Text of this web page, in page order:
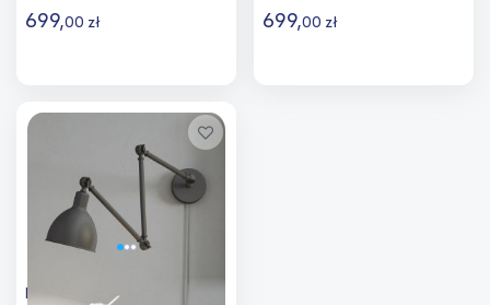
699,00 zł
porównania
699,00 zł
By Rydéns Bazar kinkiet 1x5W